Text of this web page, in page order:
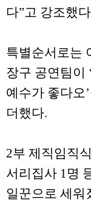
다”고 강조했
특별순서로는
장구 공연팀이
예수가 좋다오
더했다.
2부 제직임직
서리집사 1명
일꾼으로 세워